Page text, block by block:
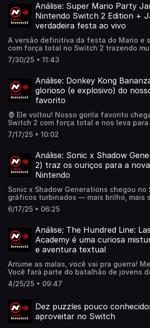
forgotten-land-switch2-star-crossed-
Análise: Super Mario Party
Nintendo Switch 2 Edition +
verdadeira festa ao vivo
A versão definitiva da festa do Mario e
com força total no Switch 2 trazendo
aquela pitada de caos característica da
análise completa acessando nosso site
mario-party-jamboree-tv-switch2.html
7/30/25 • 11:43
Análise: Donkey Kong
glorioso (e explosivo) do
favorito
🦍 Ele voltou! Nosso gorila favorito
Switch 2 com força total e nos leva
cheia de ação e novos desafios!👉 Leia
completa acessando nosso site através
donkey-kong-bananza-switch2.html
7/17/25 • 10:02
Análise: Sonic x Shadow
2) traz os ouriços para a
Nintendo
Sonic x Shadow Generations chegou no
gráficos turbinados — mais brilho, mais
mesmo Shadow emburrado de
Corre lá no nosso site e leia mais:
shadow-generations-review-analise-
2.htmlAnálise do Sonic x Shadow
1: https://www.nintendoblast.com.br/
shadow-generations-analise.html
6/17/25 • 06:25
Análise: The Hundred Line:
Academy é uma curiosa
e aventura textual
Arrume as malas, você vai pra guerra!
Você fará parte do batalhão de jovens
Última Defesa, responsável por
sob o comando do robô Sirei,
https://www.nintendoblast.com.br/
line-last-defense-academy-analise-
4/25/25 • 09:47
Dez puzzles pouco
aproveitar no Switch